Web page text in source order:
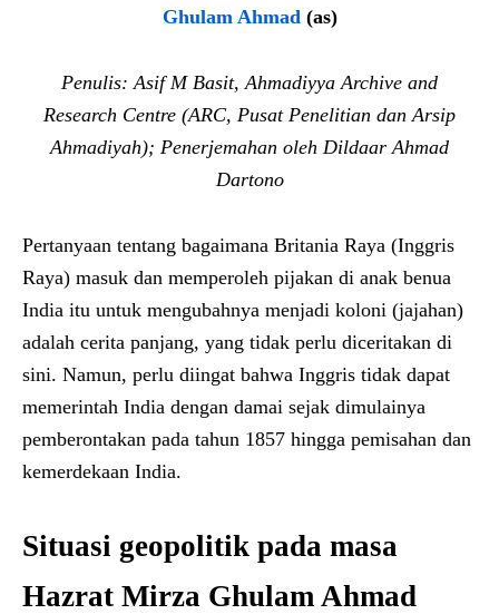
Ghulam Ahmad (as)
Penulis: Asif M Basit, Ahmadiyya Archive and
Research Centre (ARC, Pusat Penelitian dan Arsip
Ahmadiyah); Penerjemahan oleh Dildaar Ahmad
Dartono
Pertanyaan tentang bagaimana Britania Raya (Inggris
Raya) masuk dan memperoleh pijakan di anak benua
India itu untuk mengubahnya menjadi koloni (jajahan)
adalah cerita panjang, yang tidak perlu diceritakan di
sini. Namun, perlu diingat bahwa Inggris tidak dapat
memerintah India dengan damai sejak dimulainya
pemberontakan pada tahun 1857 hingga pemisahan dan
kemerdekaan India.
Situasi geopolitik pada masa
Hazrat Mirza Ghulam Ahmad